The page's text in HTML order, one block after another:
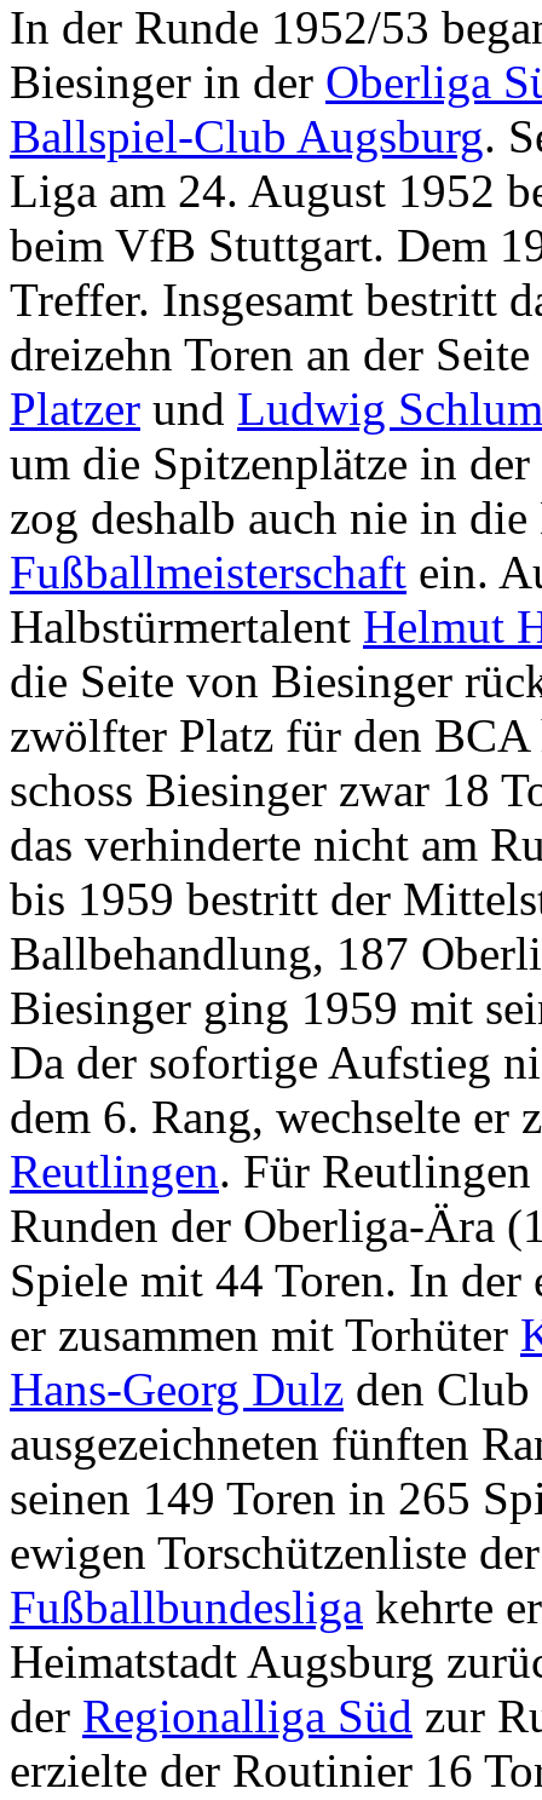
In der Runde 1952/53
Biesinger in der Oberliga
Ballspiel-Club Augsburg.
Liga am 24. August 1952
beim VfB Stuttgart. Dem
Treffer. Insgesamt bestritt
dreizehn Toren an der
Platzer und Ludwig
um die Spitzenplätze in
zog deshalb auch nie in
Fußballmeisterschaft ein.
Halbstürmertalent Helmut
die Seite von Biesinger
zwölfter Platz für den BCA
schoss Biesinger zwar 18
das verhinderte nicht am
bis 1959 bestritt der
Ballbehandlung, 187
Biesinger ging 1959 mit
Da der sofortige Aufstieg
dem 6. Rang, wechselte
Reutlingen. Für
Runden der Oberliga-Ära
Spiele mit 44 Toren. In der
er zusammen mit Torhüter
Hans-Georg Dulz den
ausgezeichneten fünften
seinen 149 Toren in 265
ewigen Torschützenliste
Fußballbundesliga kehrte
Heimatstadt Augsburg
der Regionalliga Süd zur
erzielte der Routinier 16